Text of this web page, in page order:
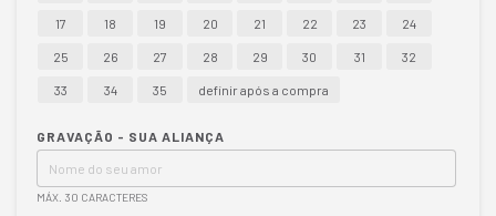
17 18 19 20 21 22 23 24
25 26 27 28 29 30 31 32
33 34 35 definir após a compra
GRAVAÇÃO - SUA ALIANÇA
MÁX. 30 CARACTERES